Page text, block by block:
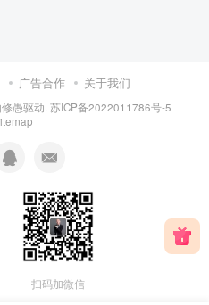
广告合作 关于我们
修愚驱动. 苏ICP备2022011786号-5
扫码加微信